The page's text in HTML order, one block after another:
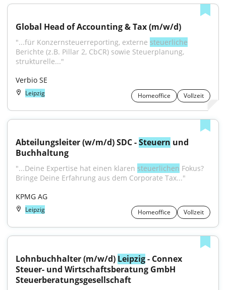
Global Head of Accounting & Tax (m/w/d)
"...für Konzernsteuerreporting, externe steuerliche
Berichte (z.B. Pillar 2, CbCR) sowie Steuerplanung,
strukturelle..."
Verbio SE
Leipzig Homeoffice Vollzeit
Abteilungsleiter (w/m/d) SDC - Steuern und
Buchhaltung
"...Deine Expertise hat einen klaren steuerlichen Fokus?
Bringe Deine Erfahrung aus dem Corporate Tax..."
KPMG AG
Leipzig Homeoffice Vollzeit
Lohnbuchhalter (m/w/d) Leipzig - Connex
Steuer- und Wirtschaftsberatung GmbH
Steuerberatungsgesellschaft